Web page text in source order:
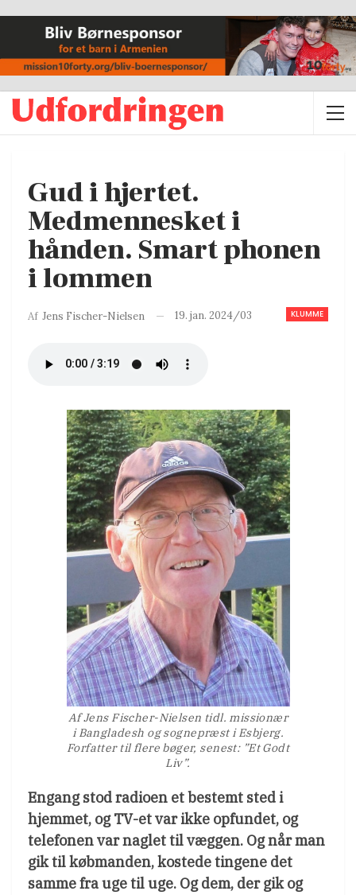
Gud i hjertet.
Medmennesket i
hånden. Smart phonen
i lommen
KLUMME
Af Jens Fischer-Nielsen 19. jan. 2024/03
Af Jens Fischer-Nielsen tidl. missionær
i Bangladesh og sognepræst i Esbjerg.
Forfatter til flere bøger, senest: ”Et Godt
Liv”.
Engang stod radioen et bestemt sted i
hjemmet, og TV-et var ikke opfundet, og
telefonen var naglet til væggen. Og når man
gik til købmanden, kostede tingene det
samme fra uge til uge. Og dem, der gik og